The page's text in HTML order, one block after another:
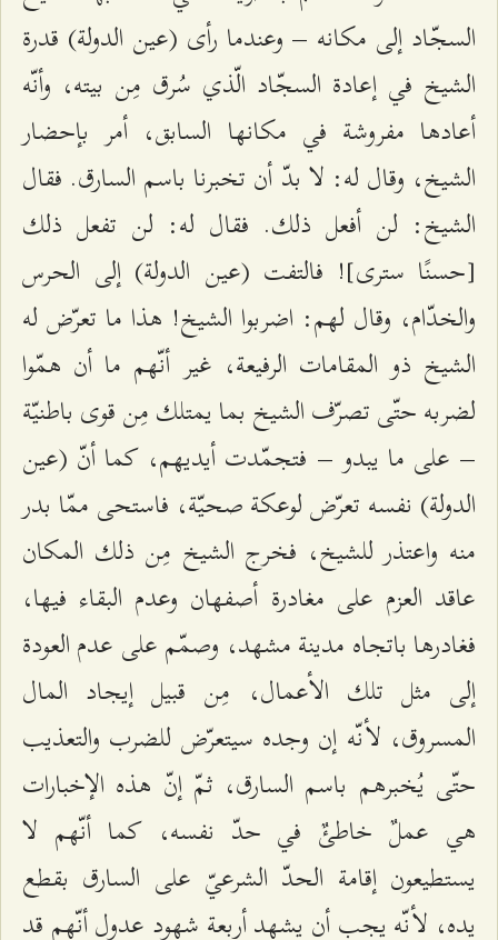
السجّاد إلى مكانه – وعندما رأى (عين الدولة) قدرة
الشيخ في إعادة السجّاد الّذي سُرق مِن بيته، وأنّه
أعادها مفروشة في مكانها السابق، أمر بإحضار
الشيخ، وقال له: لا بدّ أن تخبرنا باسم السارق. فقال
الشيخ: لن أفعل ذلك. فقال له: لن تفعل ذلك
[حسنًا سترى]! فالتفت (عين الدولة) إلى الحرس
والخدّام، وقال لهم: اضربوا الشيخ! هذا ما تعرّض له
الشيخ ذو المقامات الرفيعة، غير أنّهم ما أن همّوا
لضربه حتّى تصرّف الشيخ بما يمتلك مِن قوى باطنيّة
– على ما يبدو – فتجمّدت أيديهم، كما أنّ (عين
الدولة) نفسه تعرّض لوعكة صحيّة، فاستحى ممّا بدر
منه واعتذر للشيخ، فخرج الشيخ مِن ذلك المكان
عاقد العزم على مغادرة أصفهان وعدم البقاء فيها،
فغادرها باتجاه مدينة مشهد، وصمّم على عدم العودة
إلى مثل تلك الأعمال، مِن قبيل إيجاد المال
المسروق، لأنّه إن وجده سيتعرّض للضرب والتعذيب
حتّى يُخبرهم باسم السارق، ثمّ إنّ هذه الإخبارات
هي عملٌ خاطئٌ في حدّ نفسه، كما أنّهم لا
يستطيعون إقامة الحدّ الشرعيّ على السارق بقطع
يده، لأنّه يجب أن يشهد أربعة شهود عدول أنّهم قد